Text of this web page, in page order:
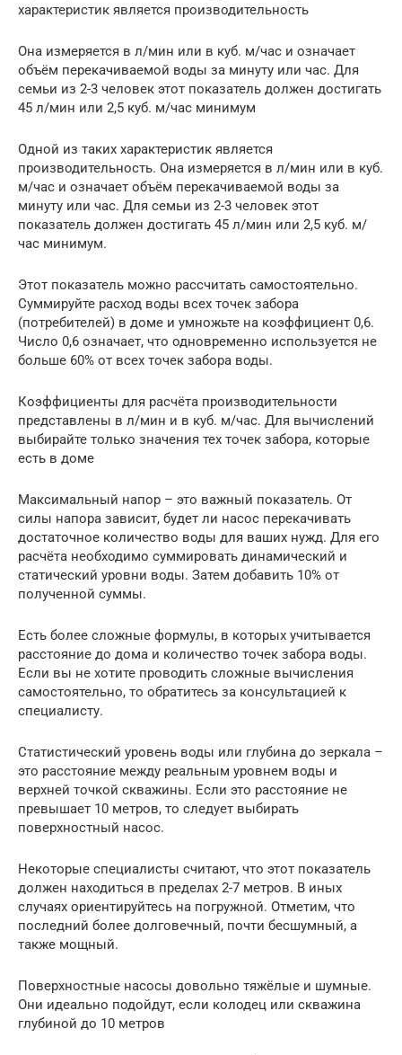
характеристик является производительность
Она измеряется в л/мин или в куб. м/час и означает
объём перекачиваемой воды за минуту или час. Для
семьи из 2-3 человек этот показатель должен достигать
45 л/мин или 2,5 куб. м/час минимум
Одной из таких характеристик является
производительность. Она измеряется в л/мин или в куб.
м/час и означает объём перекачиваемой воды за
минуту или час. Для семьи из 2-3 человек этот
показатель должен достигать 45 л/мин или 2,5 куб. м/
час минимум.
Этот показатель можно рассчитать самостоятельно.
Суммируйте расход воды всех точек забора
(потребителей) в доме и умножьте на коэффициент 0,6.
Число 0,6 означает, что одновременно используется не
больше 60% от всех точек забора воды.
Коэффициенты для расчёта производительности
представлены в л/мин и в куб. м/час. Для вычислений
выбирайте только значения тех точек забора, которые
есть в доме
Максимальный напор – это важный показатель. От
силы напора зависит, будет ли насос перекачивать
достаточное количество воды для ваших нужд. Для его
расчёта необходимо суммировать динамический и
статический уровни воды. Затем добавить 10% от
полученной суммы.
Есть более сложные формулы, в которых учитывается
расстояние до дома и количество точек забора воды.
Если вы не хотите проводить сложные вычисления
самостоятельно, то обратитесь за консультацией к
специалисту.
Статистический уровень воды или глубина до зеркала –
это расстояние между реальным уровнем воды и
верхней точкой скважины. Если это расстояние не
превышает 10 метров, то следует выбирать
поверхностный насос.
Некоторые специалисты считают, что этот показатель
должен находиться в пределах 2-7 метров. В иных
случаях ориентируйтесь на погружной. Отметим, что
последний более долговечный, почти бесшумный, а
также мощный.
Поверхностные насосы довольно тяжёлые и шумные.
Они идеально подойдут, если колодец или скважина
глубиной до 10 метров